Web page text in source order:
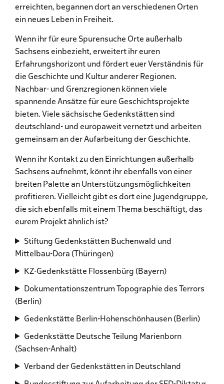
erreichten, begannen dort an verschiedenen Orten
ein neues Leben in Freiheit.
Wenn ihr für eure Spurensuche Orte außerhalb
Sachsens einbezieht, erweitert ihr euren
Erfahrungshorizont und fördert euer Verständnis für
die Geschichte und Kultur anderer Regionen.
Nachbar- und Grenzregionen können viele
spannende Ansätze für eure Geschichtsprojekte
bieten. Viele sächsische Gedenkstätten sind
deutschland- und europaweit vernetzt und arbeiten
gemeinsam an der Aufarbeitung der Geschichte.
Wenn ihr Kontakt zu den Einrichtungen außerhalb
Sachsens aufnehmt, könnt ihr ebenfalls von einer
breiten Palette an Unterstützungsmöglichkeiten
profitieren. Vielleicht gibt es dort eine Jugendgruppe,
die sich ebenfalls mit einem Thema beschäftigt, das
eurem Projekt ähnlich ist?
Stiftung Gedenkstätten Buchenwald und
Mittelbau-Dora (Thüringen)
KZ-Gedenkstätte Flossenbürg (Bayern)
Dokumentationszentrum Topographie des Terrors
(Berlin)
Gedenkstätte Berlin-Hohenschönhausen (Berlin)
Gedenkstätte Deutsche Teilung Marienborn
(Sachsen-Anhalt)
Verband der Gedenkstätten in Deutschland